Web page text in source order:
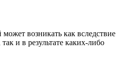
возникать как вследствие
и в результате каких-либо